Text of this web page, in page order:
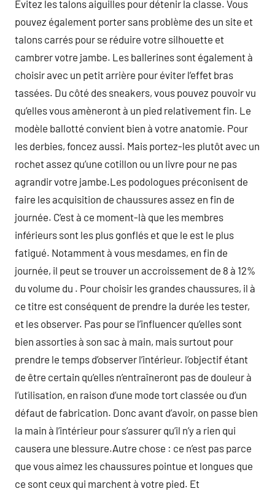
Evitez les talons aiguilles pour détenir la classe. Vous
pouvez également porter sans problème des un site et
talons carrés pour se réduire votre silhouette et
cambrer votre jambe. Les ballerines sont également à
choisir avec un petit arrière pour éviter l’effet bras
tassées. Du côté des sneakers, vous pouvez pouvoir vu
qu’elles vous amèneront à un pied relativement fin. Le
modèle ballotté convient bien à votre anatomie. Pour
les derbies, foncez aussi. Mais portez-les plutôt avec un
rochet assez qu’une cotillon ou un livre pour ne pas
agrandir votre jambe.Les podologues préconisent de
faire les acquisition de chaussures assez en fin de
journée. C’est à ce moment-là que les membres
inférieurs sont les plus gonflés et que le est le plus
fatigué. Notamment à vous mesdames, en fin de
journée, il peut se trouver un accroissement de 8 à 12%
du volume du . Pour choisir les grandes chaussures, il à
ce titre est conséquent de prendre la durée les tester,
et les observer. Pas pour se l’influencer qu’elles sont
bien assorties à son sac à main, mais surtout pour
prendre le temps d’observer l’intérieur. l’objectif étant
de être certain qu’elles n’entraîneront pas de douleur à
l’utilisation, en raison d’une mode tort classée ou d’un
défaut de fabrication. Donc avant d’avoir, on passe bien
la main à l’intérieur pour s’assurer qu’il n’y a rien qui
causera une blessure.Autre chose : ce n’est pas parce
que vous aimez les chaussures pointue et longues que
ce sont ceux qui marchent à votre pied. Et